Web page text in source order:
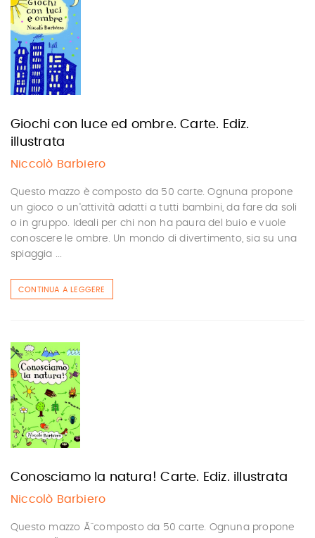
Giochi con luce ed ombre. Carte. Ediz.
illustrata
Niccolò Barbiero
Questo mazzo è composto da 50 carte. Ognuna propone
un gioco o un'attività adatti a tutti bambini, da fare da soli
o in gruppo. Ideali per chi non ha paura del buio e vuole
conoscere le ombre. Un mondo di divertimento, sia su una
spiaggia ...
CONTINUA A LEGGERE
Conosciamo la natura! Carte. Ediz. illustrata
Niccolò Barbiero
Questo mazzo Ã¨ composto da 50 carte. Ognuna propone